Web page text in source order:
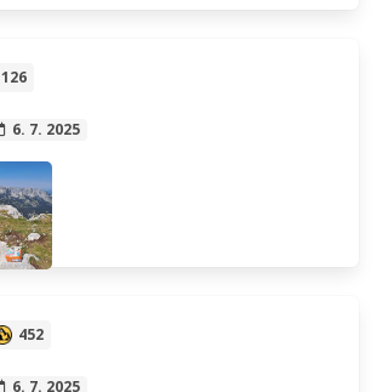
126
6. 7. 2025
452
6. 7. 2025